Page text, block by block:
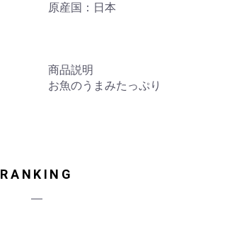
原産国：日本
商品説明
お魚のうまみたっぷり
RANKING